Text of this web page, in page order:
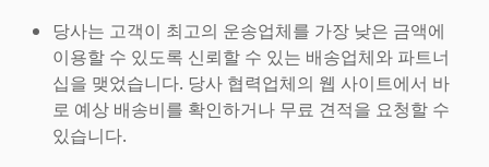
당사는 고객이 최고의 운송업체를 가장 낮은 금액에
이용할 수 있도록 신뢰할 수 있는 배송업체와 파트너
십을 맺었습니다. 당사 협력업체의 웹 사이트에서 바
로 예상 배송비를 확인하거나 무료 견적을 요청할 수
있습니다.